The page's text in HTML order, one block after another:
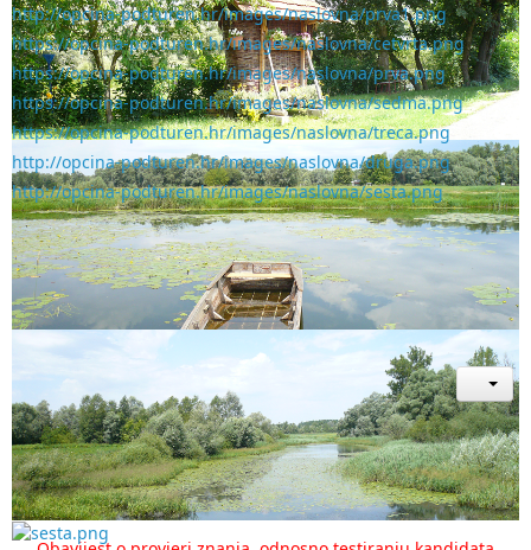
http://opcina-podturen.hr/images/naslovna/prva1.png
https://opcina-podturen.hr/images/naslovna/cetvrta.png
https://opcina-podturen.hr/images/naslovna/prva.png
https://opcina-podturen.hr/images/naslovna/sedma.png
https://opcina-podturen.hr/images/naslovna/treca.png
http://opcina-podturen.hr/images/naslovna/druga.png
http://opcina-podturen.hr/images/naslovna/sesta.png
Javni natječaj za prijem u službu na radno
mjesto
Javni natječajza prijem u službu na radno mjesto
OBAVIJEST I UPUTE KANDIDATIMA